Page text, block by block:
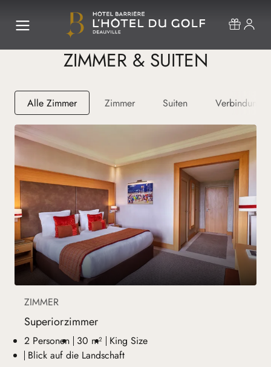
ZIMMER & SUITEN
Alle Zimmer Zimmer Suiten
ZIMMER
Superiorzimmer
2 Personen 30 m²
King Size
Blick auf die Landschaft